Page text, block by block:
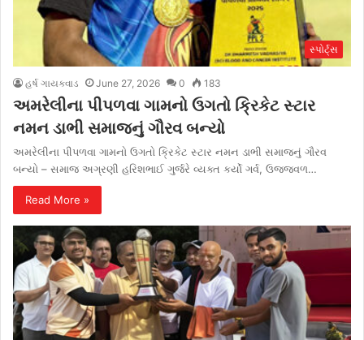
સ્પોર્ટ્સ
હર્ષ ગાયક્વાડ June 27, 2026 0 183
અમરેલીના પીપળવા ગામનો ઉગતો ક્રિકેટ સ્ટાર
નમન ડાભી સમાજનું ગૌરવ બન્યો
અમરેલીના પીપળવા ગામનો ઉગતો ક્રિકેટ સ્ટાર નમન ડાભી સમાજનું ગૌરવ
બન્યો – સમાજ અગ્રણી હરિશભાઈ ગુર્જરે વ્યક્ત કર્યો ગર્વ, ઉજ્જ્વળ…
Read More »